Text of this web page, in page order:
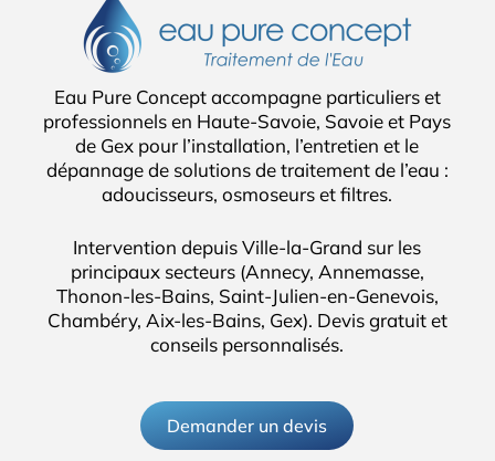
Eau Pure Concept accompagne particuliers et
professionnels en Haute-Savoie, Savoie et Pays
de Gex pour l’installation, l’entretien et le
dépannage de solutions de traitement de l’eau :
adoucisseurs, osmoseurs et filtres.
Intervention depuis Ville-la-Grand sur les
principaux secteurs (Annecy, Annemasse,
Thonon-les-Bains, Saint-Julien-en-Genevois,
Chambéry, Aix-les-Bains, Gex). Devis gratuit et
conseils personnalisés.
Demander un devis